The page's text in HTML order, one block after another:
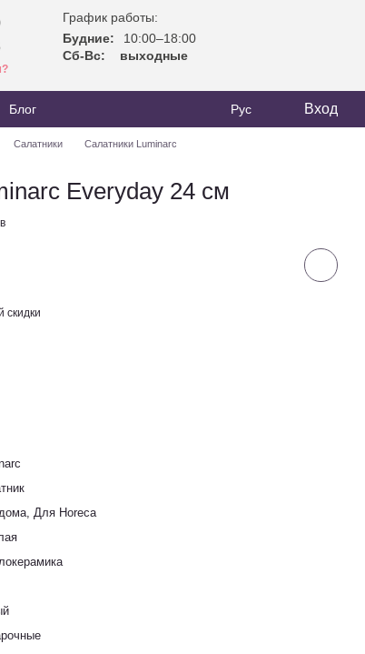
График работы:
Будние:
10:00–18:00
Сб-Вс:
выходные
Блог Рус Вход
Салатники
Салатники Luminarc
Everyday 24 см
скидки
Для Horeca